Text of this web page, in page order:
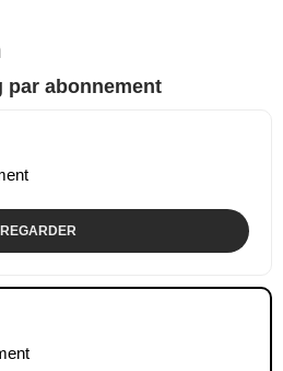
par abonnement
REGARDER